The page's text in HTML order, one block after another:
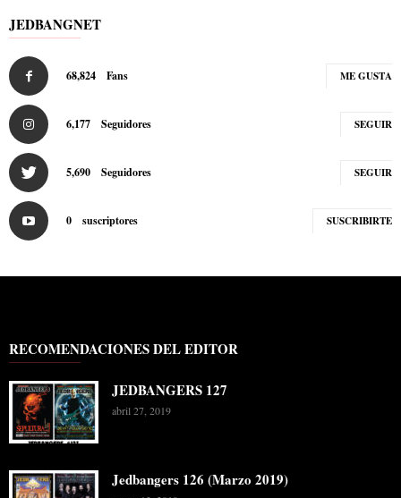
JEDBANGNET
68,824 Fans ME GUSTA
6,177 Seguidores SEGUIR
5,690 Seguidores SEGUIR
0 suscriptores SUSCRIBIRTE
RECOMENDACIONES DEL EDITOR
JEDBANGERS 127
abril 27, 2019
Jedbangers 126 (Marzo 2019)